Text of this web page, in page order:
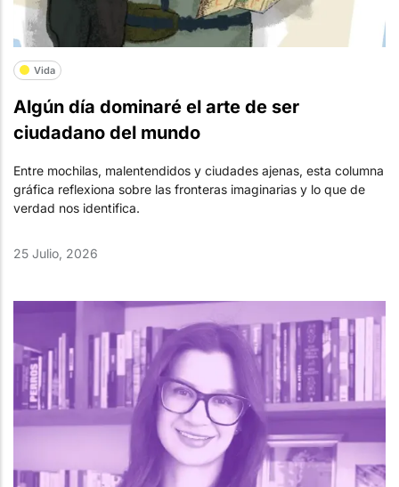
Vida
Algún día dominaré el arte de ser
ciudadano del mundo
Entre mochilas, malentendidos y ciudades ajenas, esta columna
gráfica reflexiona sobre las fronteras imaginarias y lo que de
verdad nos identifica.
25 Julio, 2026